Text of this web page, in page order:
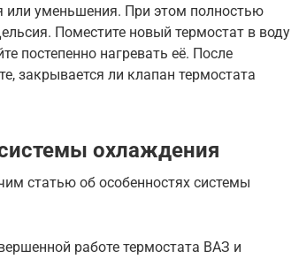
или уменьшения. При этом полностью
Поместите новый термостат в воду
постепенно нагревать её. После
закрывается ли клапан термостата
охлаждения
статью об особенностях системы
работе термостата ВАЗ и